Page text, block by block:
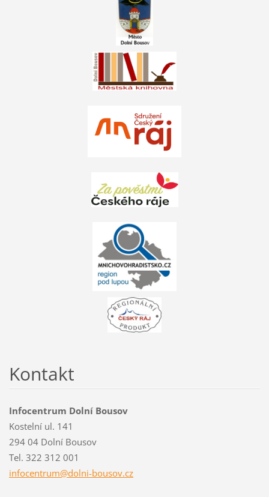
Kontakt
Infocentrum Dolní Bousov
Kostelní ul. 141
294 04 Dolní Bousov
Tel. 322 312 001
infocentrum@dolni-bousov.cz